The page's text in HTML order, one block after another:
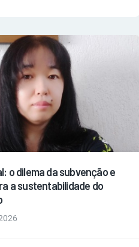
o dilema da subvenção e
a sustentabilidade do